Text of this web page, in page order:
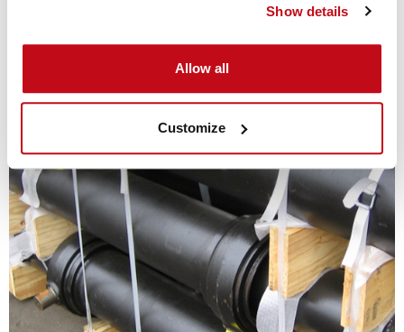
Show details
Allow all
Customize
コードストラップのストラッピング製品